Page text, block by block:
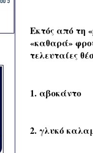
Εκτός από τη
«καθαρά»
τελευταίες
1. αβοκάντο
2. γλυκό